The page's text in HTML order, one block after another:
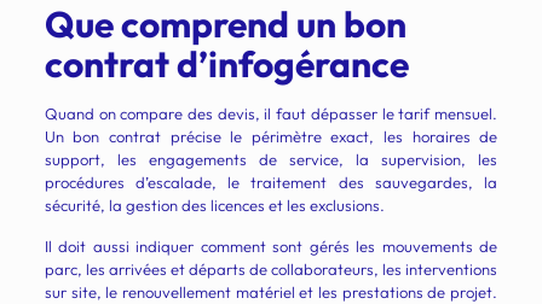
Que comprend un bon
contrat d’infogérance
Quand on compare des devis, il faut dépasser le tarif mensuel.
Un bon contrat précise le périmètre exact, les horaires de
support, les engagements de service, la supervision, les
procédures d’escalade, le traitement des sauvegardes, la
sécurité, la gestion des licences et les exclusions.
Il doit aussi indiquer comment sont gérés les mouvements de
parc, les arrivées et départs de collaborateurs, les interventions
sur site, le renouvellement matériel et les prestations de projet.